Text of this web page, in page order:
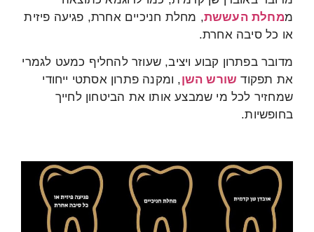
ממחלת העששת, מחלת חניכיים אחרת, פגיעה פיזית
או כל סיבה אחרת.
מדובר בפתרון קבוע ויציב, שעוזר להחליף כמעט לגמרי
את תפקוד שורש השן, ומקנה פתרון אסתטי ייחודי
שמחזיר לכל מי שמבצע אותו את הביטחון לחייך
בחופשיות.